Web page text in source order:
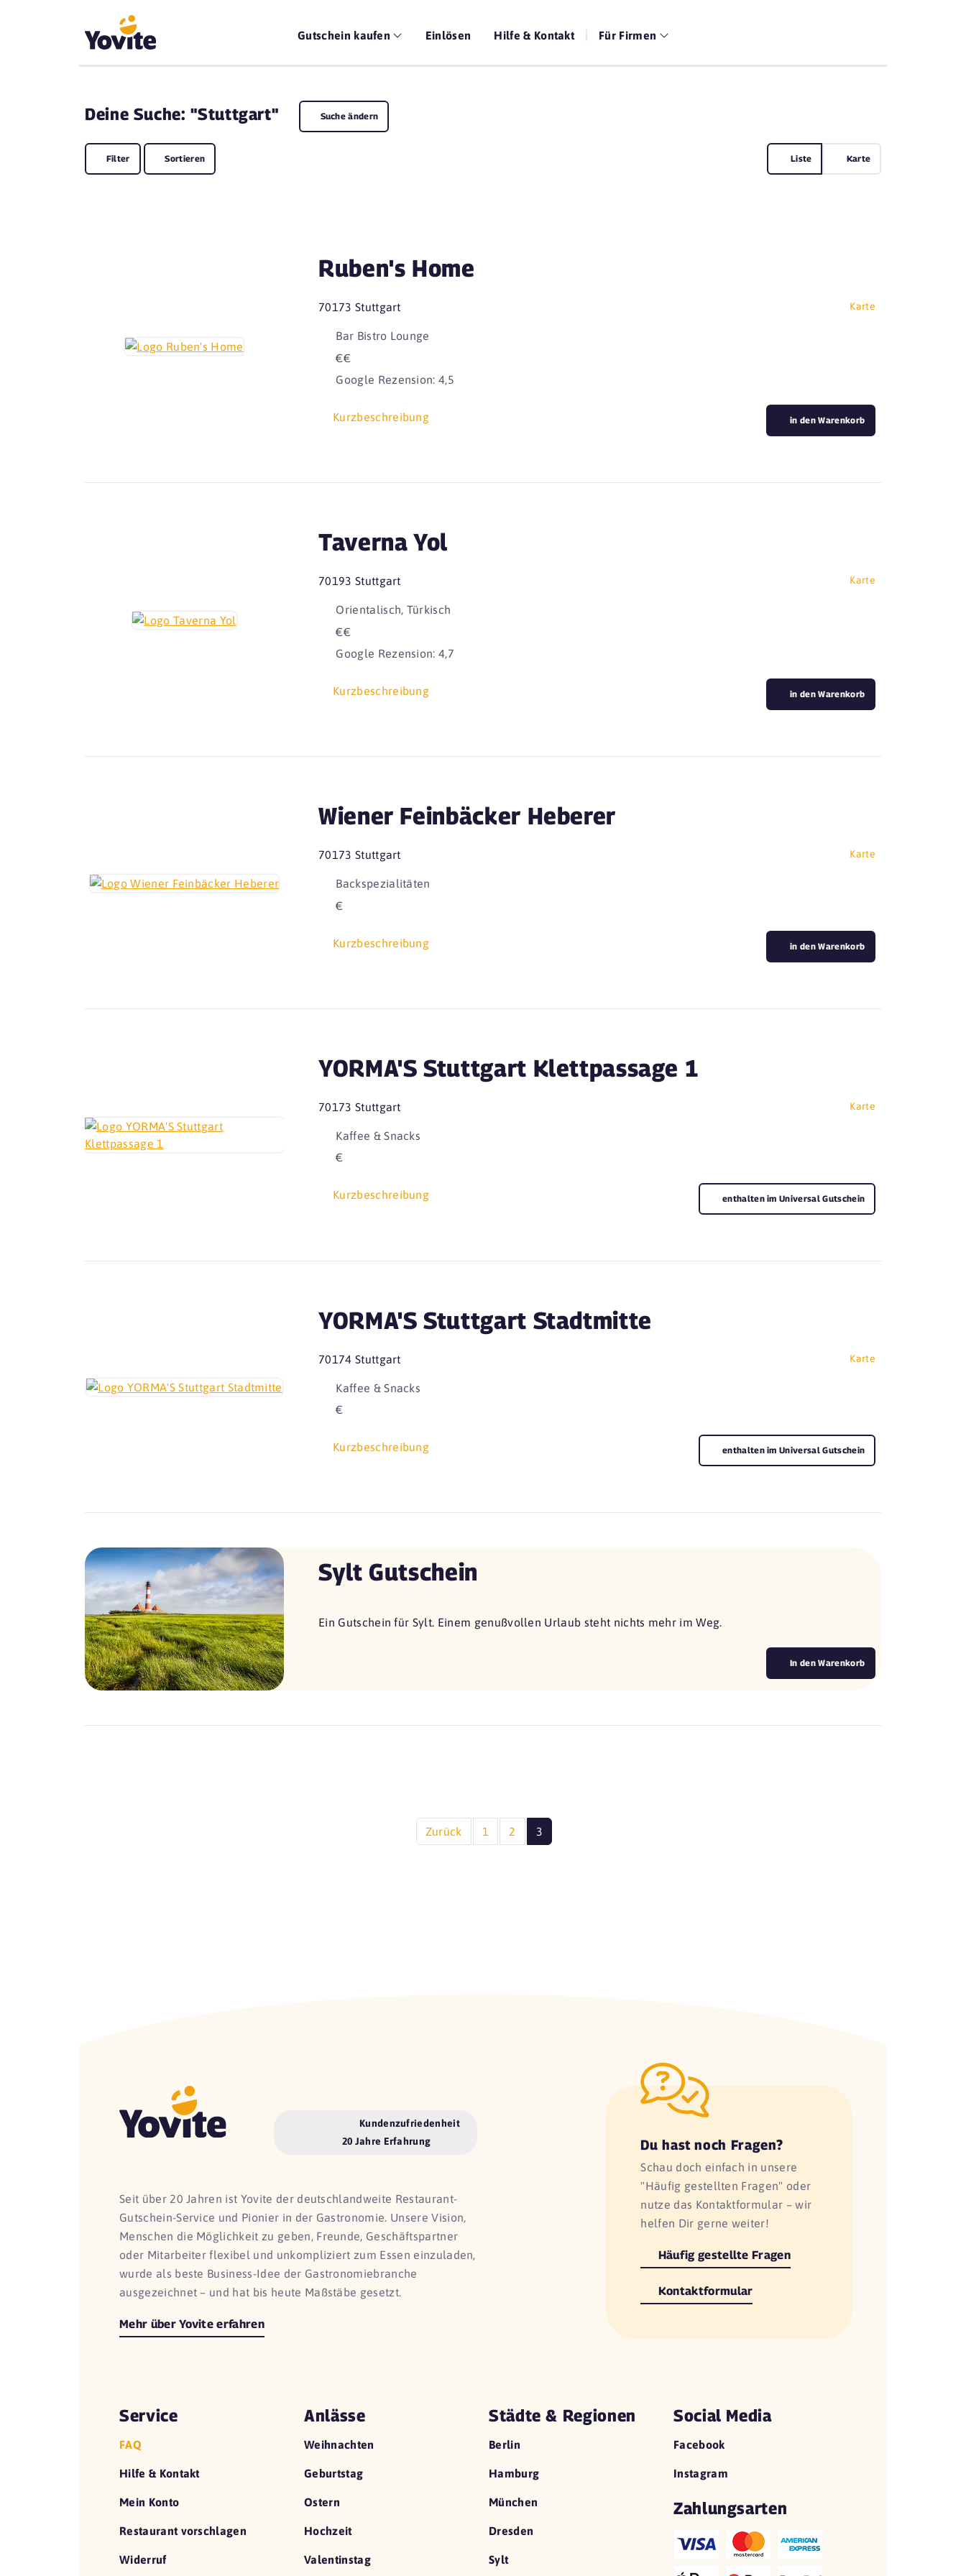
Gutschein kaufen Einlösen Hilfe & Kontakt Für Firmen
Deine Suche: "Stuttgart" Suche ändern
Filter Sortieren Liste Karte
Ruben's Home
70173 Stuttgart Karte
Bar Bistro Lounge
€€
Google Rezension: 4,5
Kurzbeschreibung in den Warenkorb
Taverna Yol
70193 Stuttgart Karte
Orientalisch, Türkisch
€€
Google Rezension: 4,7
Kurzbeschreibung in den Warenkorb
Wiener Feinbäcker Heberer
70173 Stuttgart Karte
Backspezialitäten
€
Kurzbeschreibung in den Warenkorb
YORMA'S Stuttgart Klettpassage 1
70173 Stuttgart Karte
Kaffee & Snacks
€
Kurzbeschreibung enthalten im Universal Gutschein
YORMA'S Stuttgart Stadtmitte
70174 Stuttgart Karte
Kaffee & Snacks
€
Kurzbeschreibung enthalten im Universal Gutschein
Sylt Gutschein
Ein Gutschein für Sylt. Einem genußvollen Urlaub steht nichts mehr im Weg.
In den Warenkorb
Zurück 1 2 3
Kundenzufriedenheit
20 Jahre Erfahrung
Seit über 20 Jahren ist Yovite der deutschlandweite Restaurant-
Gutschein-Service und Pionier in der Gastronomie. Unsere Vision,
Menschen die Möglichkeit zu geben, Freunde, Geschäftspartner
oder Mitarbeiter flexibel und unkompliziert zum Essen einzuladen,
wurde als beste Business-Idee der Gastronomiebranche
ausgezeichnet – und hat bis heute Maßstäbe gesetzt.
Mehr über Yovite erfahren
Du hast noch Fragen?
Schau doch einfach in unsere
"Häufig gestellten Fragen" oder
nutze das Kontaktformular – wir
helfen Dir gerne weiter!
Häufig gestellte Fragen
Kontaktformular
Service
FAQ
Hilfe & Kontakt
Mein Konto
Restaurant vorschlagen
Widerruf
Anlässe
Weihnachten
Geburtstag
Ostern
Hochzeit
Valentinstag
Städte & Regionen
Berlin
Hamburg
München
Dresden
Sylt
Social Media
Facebook
Instagram
Zahlungsarten